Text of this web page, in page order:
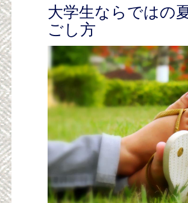
大学生ならではの
ごし方